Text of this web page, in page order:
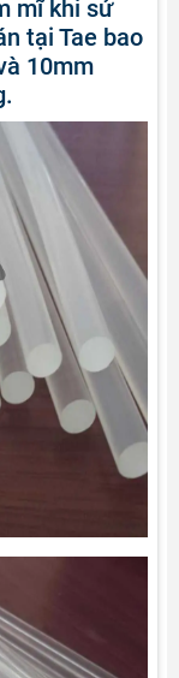
mĩ khi sử
tại Tae bao
10mm